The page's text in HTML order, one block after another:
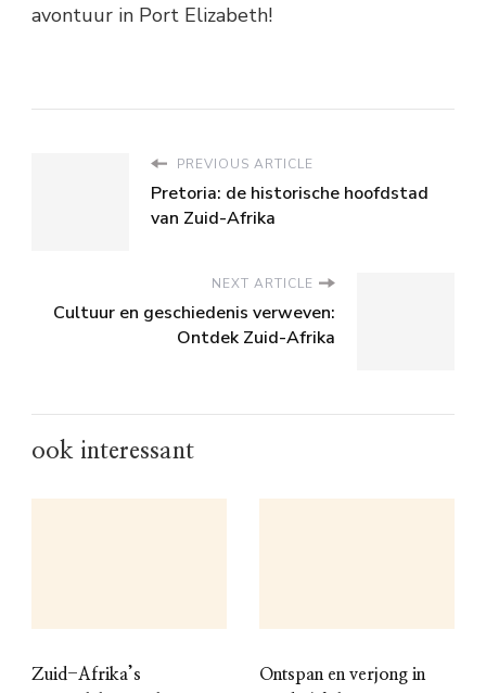
avontuur in Port Elizabeth!
PREVIOUS ARTICLE
Pretoria: de historische hoofdstad
van Zuid-Afrika
NEXT ARTICLE
Cultuur en geschiedenis verweven:
Ontdek Zuid-Afrika
ook interessant
Zuid-Afrika’s
Ontspan en verjong in